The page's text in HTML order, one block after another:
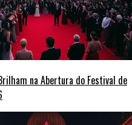
na Abertura do Festival de